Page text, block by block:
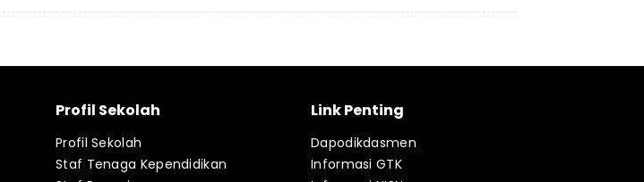
Profil Sekolah
Profil Sekolah
Staf Tenaga Kependidikan
Link Penting
Dapodikdasmen
Informasi GTK